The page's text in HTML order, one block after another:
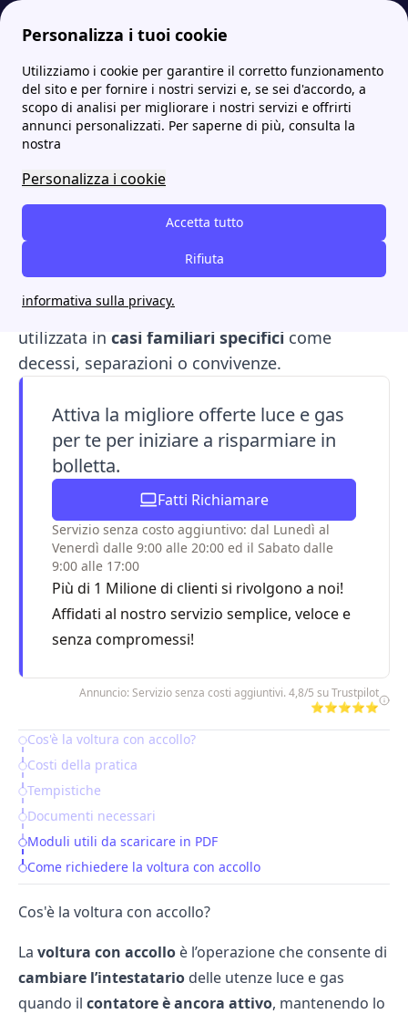
Personalizza i tuoi cookie
Utilizziamo i cookie per garantire il corretto funzionamento
del sito e per fornire i nostri servizi e, se sei d'accordo, a
scopo di analisi per migliorare i nostri servizi e offrirti
annunci personalizzati. Per saperne di più, consulta la
nostra
Personalizza i cookie
Accetta tutto
Rifiuta
informativa sulla privacy.
Papernest.it More Voltura Contatore Voltura con accollo: cos’è, quando si fa e cosa comporta
Voltura con accollo: cos’è,
quando si fa e cosa
comporta
La
permette di cambiare l’intestatario delle utenze
consumidel precedente cliente. Viene
utilizzata in casi familiari specifici come
decessi, separazioni o convivenze.
Attiva la migliore offerte luce e gas
per te per iniziare a risparmiare in
bolletta.
Fatti Richiamare
Servizio senza costo aggiuntivo: dal Lunedì al
Venerdì dalle 9:00 alle 20:00 ed il Sabato dalle
9:00 alle 17:00
Più di 1 Milione di clienti si rivolgono a noi!
Affidati al nostro servizio semplice, veloce e
senza compromessi!
Annuncio: Servizio senza costi aggiuntivi. 4,8/5 su Trustpilot
⭐⭐⭐⭐⭐
Table of Contents
Cos'è la voltura con accollo?
Costi della pratica
Tempistiche
Documenti necessari
Moduli utili da scaricare in PDF
Come richiedere la voltura con accollo
Cos'è la voltura con accollo?
La voltura con accollo è l’operazione che consente di
cambiare l’intestatario delle utenze luce e gas
quando il contatore è ancora attivo, mantenendo lo